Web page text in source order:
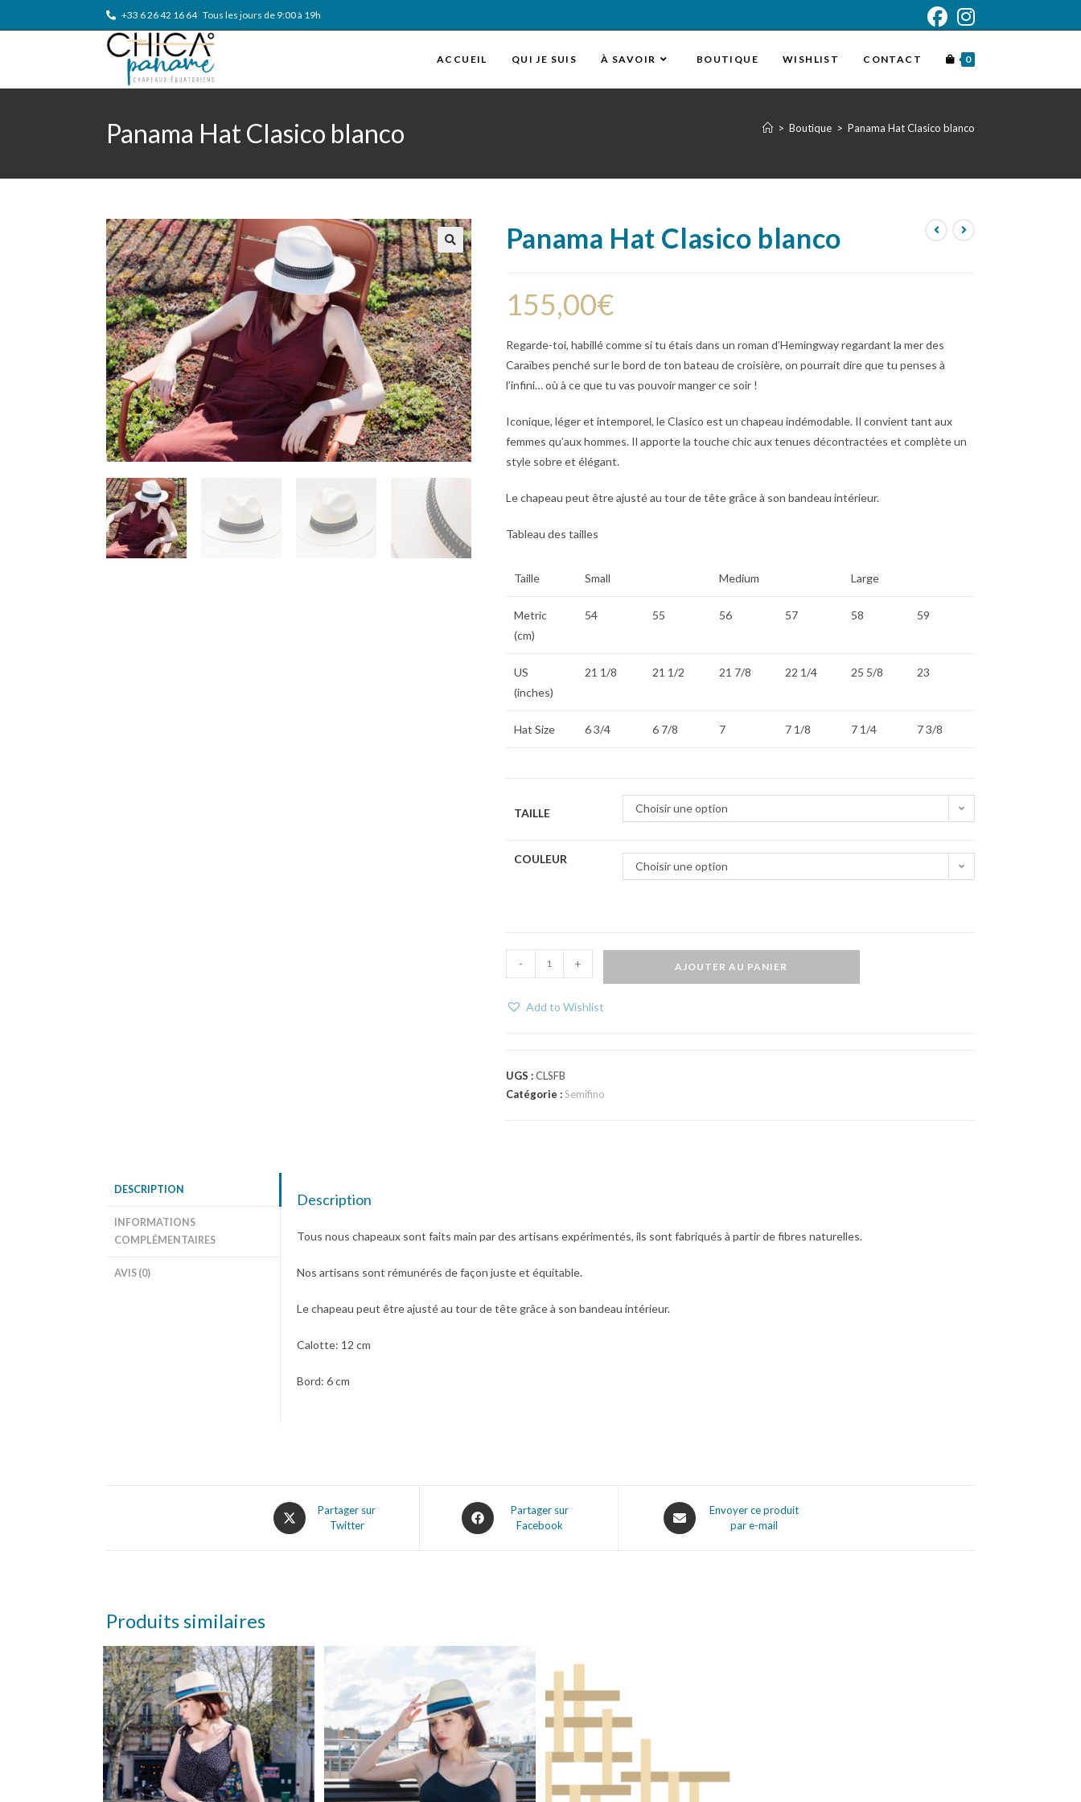
+33 6 26 42 16 64 Tous les jours de 9:00 à 19h
ACCUEIL QUI JE SUIS À SAVOIR BOUTIQUE WISHLIST CONTACT 0
Panama Hat Clasico blanco > Boutique > Panama Hat Clasico blanco
🔍
Panama Hat Clasico blanco
155,00€
Regarde-toi, habillé comme si tu étais dans un roman d’Hemingway regardant la mer des
Caraïbes penché sur le bord de ton bateau de croisière, on pourrait dire que tu penses à
l’infini… où à ce que tu vas pouvoir manger ce soir !
Iconique, léger et intemporel, le Clasico est un chapeau indémodable. Il convient tant aux
femmes qu’aux hommes. Il apporte la touche chic aux tenues décontractées et complète un
style sobre et élégant.
Le chapeau peut être ajusté au tour de tête grâce à son bandeau intérieur.
Tableau des tailles
Taille Small Medium Large
Metric
(cm)
54 55 56 57 58 59
US
(inches)
21 1/8 21 1/2 21 7/8 22 1/4 25 5/8 23
Hat Size 6 3/4 6 7/8 7 7 1/8 7 1/4 7 3/8
TAILLE Choisir une option
COULEUR
Choisir une option
- + AJOUTER AU PANIER
Add to Wishlist
UGS :CLSFB
Catégorie :Semifino
DESCRIPTION
INFORMATIONS
COMPLÉMENTAIRES
AVIS (0)
Description
Tous nous chapeaux sont faits main par des artisans expérimentés, ils sont fabriqués à partir de fibres naturelles.
Nos artisans sont rémunérés de façon juste et équitable.
Le chapeau peut être ajusté au tour de tête grâce à son bandeau intérieur.
Calotte: 12 cm
Bord: 6 cm
Partager sur
Twitter
Partager sur
Facebook
Envoyer ce produit
par e-mail
Produits similaires